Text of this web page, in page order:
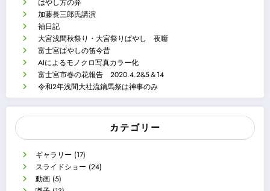
はやし方の弁
加藤長三郎氏講演
袖日記
大宮浅間秋祭り・大宮祭りばやし 夜噺
富士宮ばやしの笛今昔
AIによるモノクロ写真カラー化
富士宮市春の花報告 2020.4.2&5＆14
令和2年浅間大社流鏑馬祭は神事のみ
カテゴリー
ギャラリー (17)
スライドショー (24)
動画 (5)